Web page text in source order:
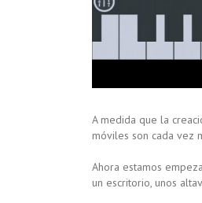
A medida que la
móviles son cada vez
Ahora estamos
un escritorio, unos